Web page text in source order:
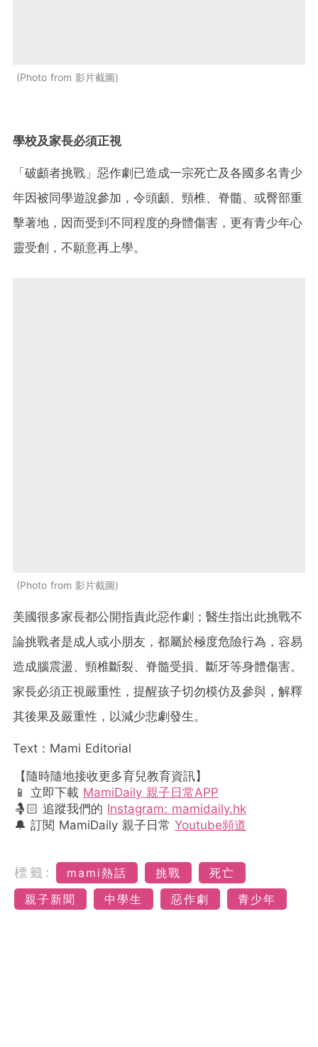
Photo from 影片截圖
學校及家長必須正視
「破顱者挑戰」惡作劇已造成一宗死亡及各國多名青少
年因被同學遊說參加，令頭顱、頸椎、脊髓、或臀部重
擊著地，因而受到不同程度的身體傷害，更有青少年心
靈受創，不願意再上學。
Photo from 影片截圖
美國很多家長都公開指責此惡作劇；醫生指出此挑戰不
論挑戰者是成人或小朋友，都屬於極度危險行為，容易
造成腦震盪、頸椎斷裂、脊髓受損、斷牙等身體傷害。
家長必須正視嚴重性，提醒孩子切勿模仿及參與，解釋
其後果及嚴重性，以減少悲劇發生。
Text：Mami Editorial
【隨時隨地接收更多育兒教育資訊】
📱 立即下載 MamiDaily 親子日常APP
🤱🏻 追蹤我們的 Instagram: mamidaily.hk
🔔 訂閱 MamiDaily 親子日常 Youtube頻道
標籤: mami熱話 挑戰
死亡
親子新聞
中學生 惡作劇 青少年